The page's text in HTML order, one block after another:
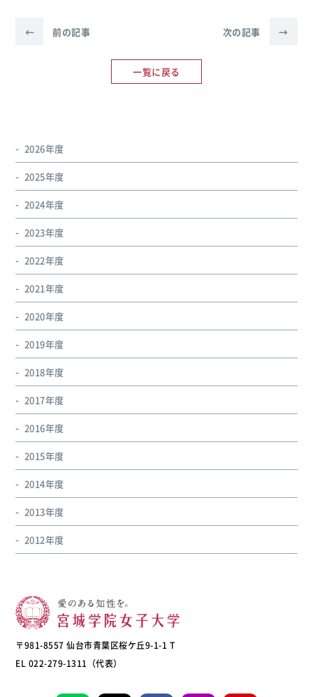
← 前の記事
一覧に戻る
次の記事 →
2026年度
2025年度
2024年度
2023年度
2022年度
2021年度
2020年度
2019年度
2018年度
2017年度
2016年度
2015年度
2014年度
2013年度
2012年度
〒981-8557 仙台市青葉区桜ケ丘9-1-1 T
EL 022-279-1311（代表）